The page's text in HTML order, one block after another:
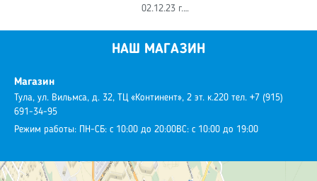
02.12.23 г.…
НАШ МАГАЗИН
Магазин
Тула, ул. Вильмса, д. 32, ТЦ «Континент», 2 эт. к.220 тел. +7 (915)
691-34-95
Режим работы: ПН-СБ: с 10:00 до 20:00ВС: с 10:00 до 19:00